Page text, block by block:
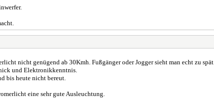
nicht genügend ab 30Kmh. Fußgänger oder Jogger sieht man echt zu spät.
und Elektronikkenntnis.
bis heute nicht bereut.
eine sehr gute Ausleuchtung.